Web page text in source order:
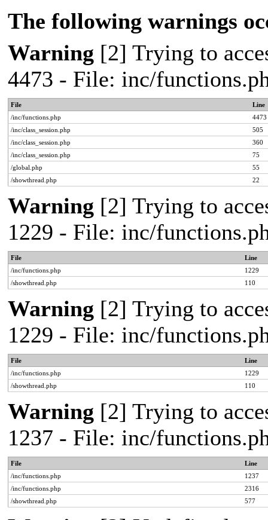
The following warnings
Warning [2] Trying to
4473 - File: inc/
File
Line
/inc/functions.php
4473
/inc/class_session.php
505
/inc/class_session.php
360
/inc/class_session.php
75
/global.php
55
/showthread.php
22
Warning [2] Trying to
1229 - File: inc/
File
Line
/inc/functions.php
1229
/showthread.php
110
Warning [2] Trying to
1229 - File: inc/
File
Line
/inc/functions.php
1229
/showthread.php
110
Warning [2] Trying to
1237 - File: inc/
File
Line
/inc/functions.php
1237
/inc/functions.php
2316
/showthread.php
577